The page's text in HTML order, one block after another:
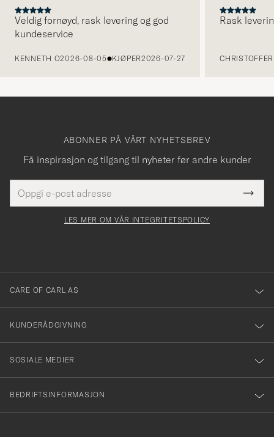
Veldig fornøyd, rask levering og god
kundeservice
KENNETH O2026-08-05 KJØPER2026-07-27
Rask
ABONNER PÅ VÅRT NYHETSBREV
Få inspirasjon og tilgang til nyheter før andre kunder
postadresse
felt
Tack
för
dig
till
vårt
nyhetsbrev!
LES MER OM VÅR INTEGRITETSPOLICY
CARE OF CARL AS
KUNDERÅDGIVNING
SOSIALE MEDIER
BEDRIFTSINFORMASJON